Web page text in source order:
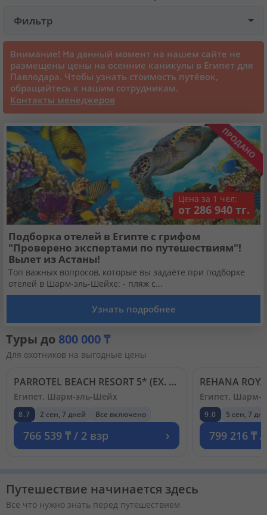
Круизы
Статьи
70129 отзывов наших туристов
Сертификаты
О нас
Для бизнеса
Контакты
Кабинет туриста
USD EUR
Язык: Русский Қазақша
Установи наше мобильное приложение
Загрузить приложение из App Store
Фильтр
Внимание! На данный момент на нашем сайте не
размещены цены на осенние каникулы в Египет для
Павлодара. Чтобы узнать стоимость путёвок,
обращайтесь к нашим сотрудникам.
Контакты менеджеров
Цена за 1 чел:
от 286 940 тг.
Подборка отелей в Египте с грифом
"Проверено экспертами по путешествиям"!
Вылет из Астаны!
Топ важных вопросов, которые вы задаёте при подборке
отелей в Шарм-эль-Шейхе: - пляж с...
Узнать подробнее
Туры до 800 000 ₸
Для охотников на выгодные цены
PARROTEL BEACH RESORT 5* (EX. RADISSON BLU RESORT SHARM EL SHEIKH)
Египет, Шарм-эль-Шейх
8.7 2 сен, 7 дней Все включено
766 539 ₸ / 2 взр ›
Египет, Шарм-
9.0 5 сен, 7
799 216 ₸
Путешествие начинается здесь
Все что нужно знать перед путешествием